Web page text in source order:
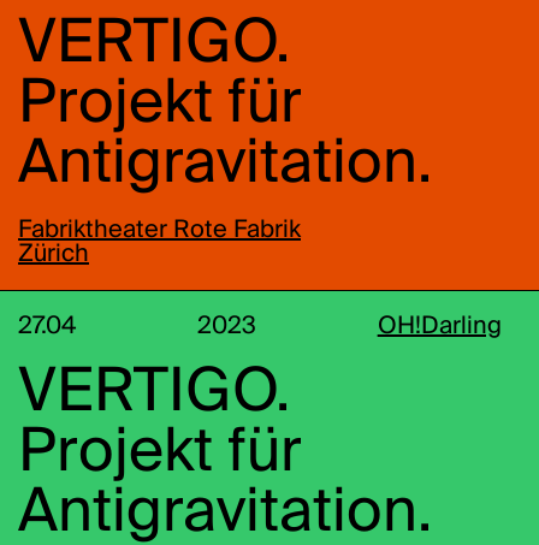
VERTIGO.
Projekt für
Antigravitation.
Fabriktheater Rote Fabrik
Zürich
27.04 2023 OH!Darling
VERTIGO.
Projekt für
Antigravitation.